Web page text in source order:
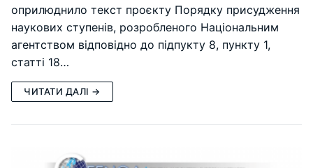
оприлюднило текст проєкту Порядку присудження
наукових ступенів, розробленого Національним
агентством відповідно до підпукту 8, пункту 1,
статті 18…
ЧИТАТИ ДАЛІ →